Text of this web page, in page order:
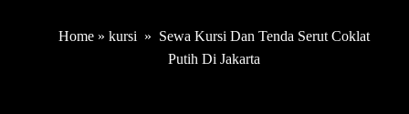
Home» kursi » Sewa Kursi Dan Tenda Serut Coklat
Putih Di Jakarta